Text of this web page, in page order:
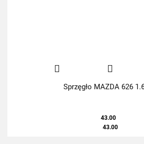
Sprzęgło MAZDA 626
43.00
43.00